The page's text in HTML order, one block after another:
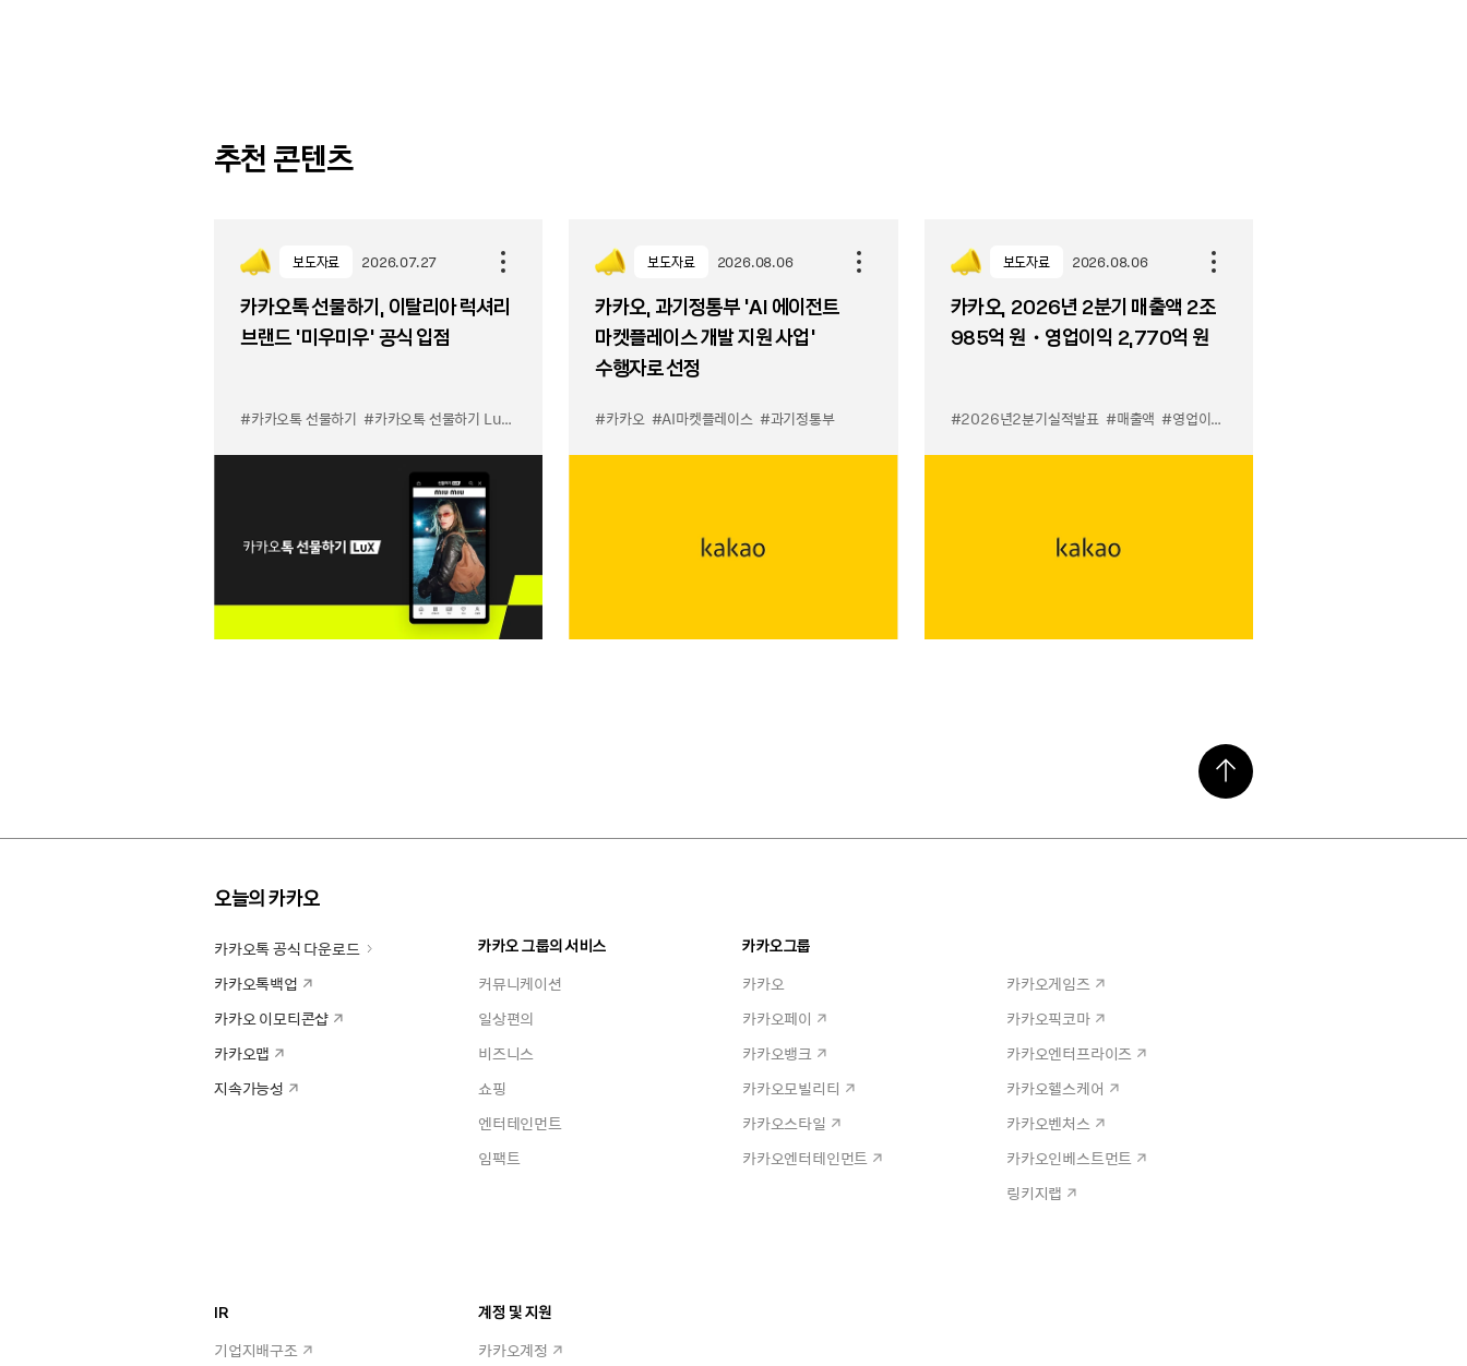
추천 콘텐츠
보도자료 2026.07.27
카카오톡 선물하기, 이탈리아 럭셔리
브랜드 '미우미우' 공식 입점
#카카오톡 선물하기 #카카오톡 선물하기 LuX 미우미우 입점 #선물하기 LuX #선물하기 미우미우 입점
보도자료 2026.08.06
카카오, 과기정통부 ‘AI 에이전트
마켓플레이스 개발 지원 사업’
수행자로 선정
#카카오 #AI마켓플레이스 #과기정통부
보도자료 2026.08.06
카카오, 2026년 2분기 매출액 2조
985억 원・영업이익 2,770억 원
#2026년2분기실적발표 #매출액 #영업이익
오늘의 카카오
카카오톡 공식 다운로드
카카오톡백업
카카오 이모티콘샵
카카오맵
지속가능성
카카오 그룹의 서비스
커뮤니케이션
일상편의
비즈니스
쇼핑
엔터테인먼트
임팩트
카카오그룹
카카오
카카오페이
카카오뱅크
카카오모빌리티
카카오스타일
카카오엔터테인먼트
카카오게임즈
카카오픽코마
카카오엔터프라이즈
카카오헬스케어
카카오벤처스
카카오인베스트먼트
링키지랩
IR
기업지배구조
계정 및 지원
카카오계정